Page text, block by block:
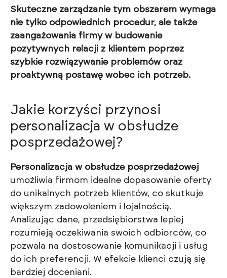
Skuteczne zarządzanie tym obszarem wymaga
nie tylko odpowiednich procedur, ale także
zaangażowania firmy w budowanie
pozytywnych relacji z klientem poprzez
szybkie rozwiązywanie problemów oraz
proaktywną postawę wobec ich potrzeb.
Jakie korzyści przynosi
personalizacja w obsłudze
posprzedażowej?
Personalizacja w obsłudze posprzedażowej
umożliwia firmom idealne dopasowanie oferty
do unikalnych potrzeb klientów, co skutkuje
większym zadowoleniem i lojalnością.
Analizując dane, przedsiębiorstwa lepiej
rozumieją oczekiwania swoich odbiorców, co
pozwala na dostosowanie komunikacji i usług
do ich preferencji. W efekcie klienci czują się
bardziej doceniani.